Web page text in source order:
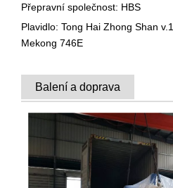
Přepravní společnost: HBS
Plavidlo: Tong Hai Zhong Shan
Mekong 746E
Balení a doprava